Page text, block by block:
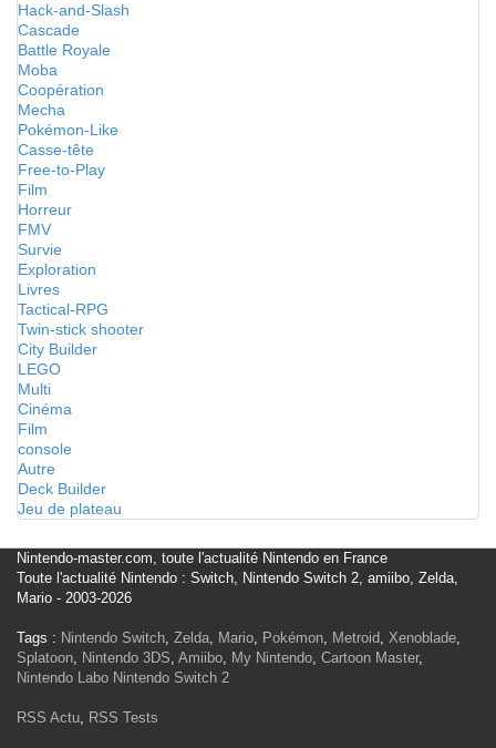
Hack-and-Slash
Cascade
Battle Royale
Moba
Coopération
Mecha
Pokémon-Like
Casse-tête
Free-to-Play
Film
Horreur
FMV
Survie
Exploration
Livres
Tactical-RPG
Twin-stick shooter
City Builder
LEGO
Multi
Cinéma
Film
console
Autre
Deck Builder
Jeu de plateau
Nintendo-master.com, toute l'actualité Nintendo en France
Toute l'actualité Nintendo : Switch, Nintendo Switch 2, amiibo, Zelda,
Mario - 2003-2026
Tags : Nintendo Switch, Zelda, Mario, Pokémon, Metroid, Xenoblade,
Splatoon, Nintendo 3DS, Amiibo, My Nintendo, Cartoon Master,
Nintendo Labo Nintendo Switch 2
RSS Actu, RSS Tests